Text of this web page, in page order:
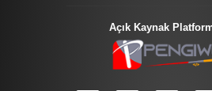
Açık Kaynak